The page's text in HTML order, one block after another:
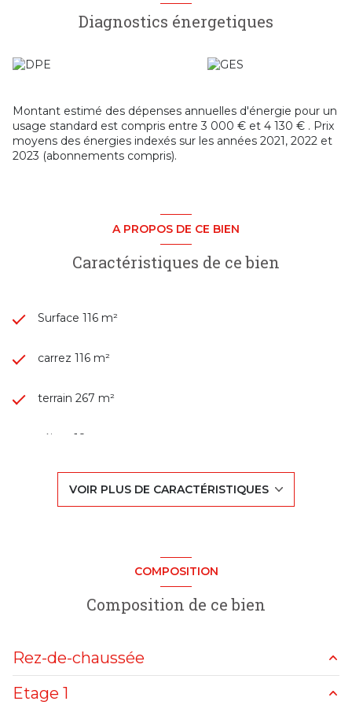
concentrer sur la personnalisation des espaces : radiateurs
électriques récents, chauffe-eau thermodynamique,
Ses atouts :
• Nouveau prix attractif : 180 000 €
• 116 m² habitables
• Garage
• Extérieur privatif
• Maison évolutive selon vos besoins
• Travaux déjà engagés
Une maison offrant un véritable potentiel à un prix devenu
particulièrement attractif. Une visite vous permettra d'en
apprécier toutes les possibilités !
Diagnostics énergetiques
Montant estimé des dépenses annuelles d'énergie pour un
usage standard est compris entre 3 000 € et 4 130 € . Prix
moyens des énergies indexés sur les années 2021, 2022 et
2023 (abonnements compris).
A PROPOS DE CE BIEN
Caractéristiques de ce bien
Surface 116 m²
carrez 116 m²
terrain 267 m²
séjour 18 m²
cuisine séparée
exposition Est
VOIR PLUS DE CARACTÉRISTIQUES
COMPOSITION
Composition de ce bien
Rez-de-chaussée
cuisine
Etage 1